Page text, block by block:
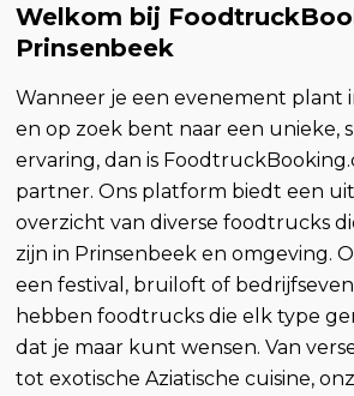
Welkom bij
Prinsenbeek
Wanneer je een evenement plant
en op zoek bent naar een unieke,
ervaring, dan is
partner. Ons platform biedt een
overzicht van diverse foodtrucks
zijn in Prinsenbeek en omgeving.
een festival, bruiloft of
hebben foodtrucks die elk type
dat je maar kunt wensen. Van
tot exotische Aziatische cuisine,